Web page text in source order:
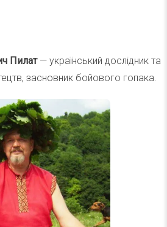
Пилат — український дослідник та
засновник бойового гопака.